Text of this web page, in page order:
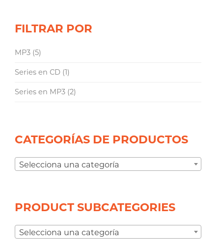
FILTRAR POR
MP3 (5)
Series en CD (1)
Series en MP3 (2)
CATEGORÍAS DE PRODUCTOS
Selecciona una categoría
PRODUCT SUBCATEGORIES
Selecciona una categoría